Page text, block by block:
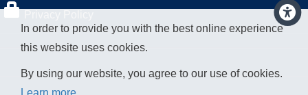
In order to provide you with the best online experience
this website uses cookies.
By using our website, you agree to our use of cookies.
Learn more